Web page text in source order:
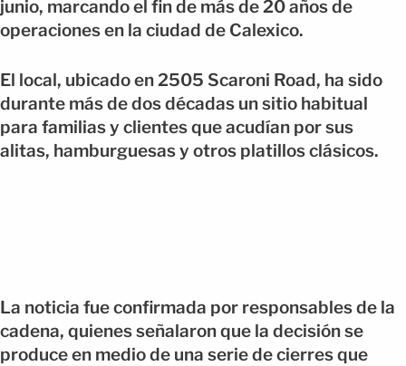
junio, marcando el fin de más de 20 años de
operaciones en la ciudad de Calexico.
El local, ubicado en 2505 Scaroni Road, ha sido
durante más de dos décadas un sitio habitual
para familias y clientes que acudían por sus
alitas, hamburguesas y otros platillos clásicos.
La noticia fue confirmada por responsables de la
cadena, quienes señalaron que la decisión se
produce en medio de una serie de cierres que